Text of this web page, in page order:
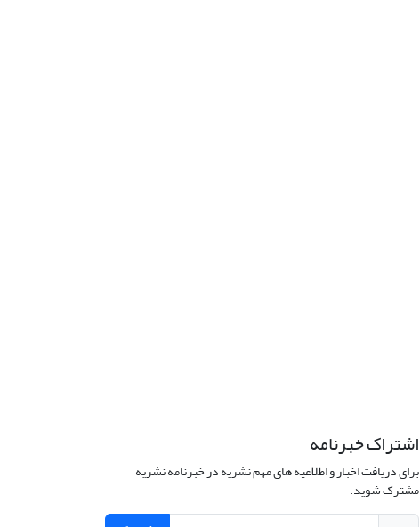
اشتراک خبرنامه
برای دریافت اخبار و اطلاعیه های مهم نشریه در خبرنامه نشریه
مشترک شوید.